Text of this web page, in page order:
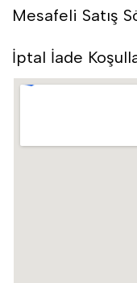
Mesafeli Satış
İptal İade